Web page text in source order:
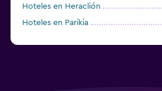
Hoteles en Heraclión
Hoteles en Parikia